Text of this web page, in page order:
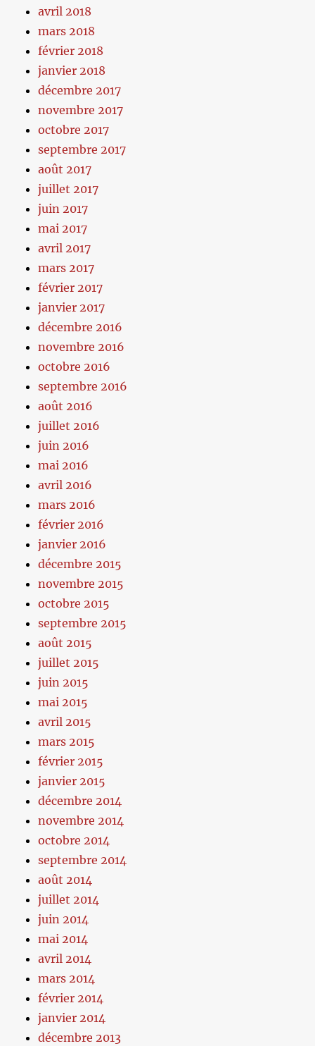
avril 2018
mars 2018
février 2018
janvier 2018
décembre 2017
novembre 2017
octobre 2017
septembre 2017
août 2017
juillet 2017
juin 2017
mai 2017
avril 2017
mars 2017
février 2017
janvier 2017
décembre 2016
novembre 2016
octobre 2016
septembre 2016
août 2016
juillet 2016
juin 2016
mai 2016
avril 2016
mars 2016
février 2016
janvier 2016
décembre 2015
novembre 2015
octobre 2015
septembre 2015
août 2015
juillet 2015
juin 2015
mai 2015
avril 2015
mars 2015
février 2015
janvier 2015
décembre 2014
novembre 2014
octobre 2014
septembre 2014
août 2014
juillet 2014
juin 2014
mai 2014
avril 2014
mars 2014
février 2014
janvier 2014
décembre 2013